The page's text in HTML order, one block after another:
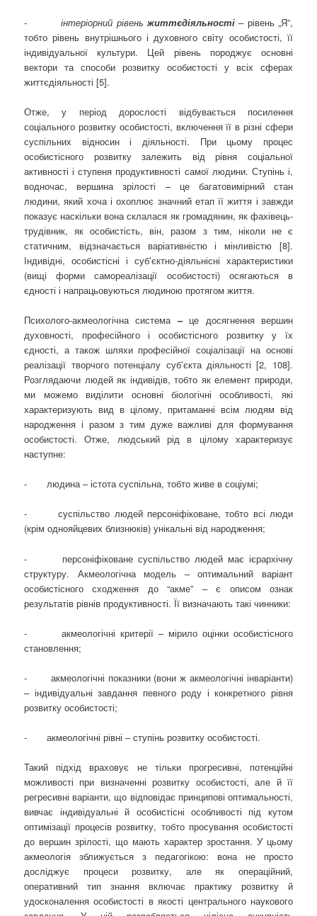
-інтеріорний рівеньжиттєдіяльності– рівень „Я”,
тобто рівень внутрішнього і духовного світу особистості, її
індивідуальної культури. Цей рівень породжує основні
вектори та способи розвитку особистості у всіх сферах
життєдіяльності [5].
Отже, у період дорослості відбувається посилення
соціального розвитку особистості, включення її в різні сфери
суспільних відносин і діяльності. При цьому процес
особистісного розвитку залежить від рівня соціальної
активності і ступеня продуктивності самої людини. Ступінь і,
водночас, вершина зрілості – це багатовимірний стан
людини, який хоча і охоплює значний етап її життя і завжди
показує наскільки вона склалася як громадянин, як фахівець-
трудівник, як особистість, він, разом з тим, ніколи не є
статичним, відзначається варіативністю і мінливістю [8].
Індивідні, особистісні і суб’єктно-діяльнісні характеристики
(вищі форми самореалізації особистості) осягаються в
єдності і напрацьовуються людиною протягом життя.
Психолого-акмеологічна система–це досягнення вершин
духовності, професійного і особистісного розвитку у їх
єдності, а також шляхи професійної соціалізації на основі
реалізації творчого потенціалу суб’єкта діяльності [2, 108].
Розглядаючи людей як індивідів, тобто як елемент природи,
ми можемо виділити основні біологічні особливості, які
характеризують вид в цілому, притаманні всім людям від
народження і разом з тим дуже важливі для формування
особистості. Отже, людський рід в цілому характеризує
наступне:
- людина – істота суспільна, тобто живе в соціумі;
- суспільство людей персоніфіковане, тобто всі люди
(крім однояйцевих близнюків) унікальні від народження;
- персоніфіковане суспільство людей має ієрархічну
структуру. Акмеологічна модель – оптимальний варіант
особистісного сходження до “акме” – є описом ознак
результатів рівнів продуктивності. Її визначають такі чинники:
- акмеологічні критерії – мірило оцінки особистісного
становлення;
- акмеологічні показники (вони ж акмеологічні інваріанти)
– індивідуальні завдання певного роду і конкретного рівня
розвитку особистості;
- акмеологічні рівні – ступінь розвитку особистості.
Такий підхід враховує не тільки прогресивні, потенційні
можливості при визначенні розвитку особистості, але й її
регресивні варіанти, що відповідає принципові оптимальності,
вивчає індивідуальні й особистісні особливості під кутом
оптимізації процесів розвитку, тобто просування особистості
до вершин зрілості, що мають характер зростання. У цьому
акмеологія зближується з педагогікою: вона не просто
досліджує процеси розвитку, але як операційний,
оперативний тип знання включає практику розвитку й
удосконалення особистості в якості центрального наукового